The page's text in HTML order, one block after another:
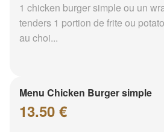
1 chicken burger simple ou un
tenders 1 portion de frite ou
au choi...
Menu Chicken Burger simple
13.50 €